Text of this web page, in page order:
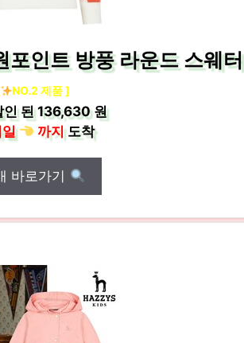
포인트 방풍 라운드 스웨터
NO.2 제품 ]
된136,630 원
일
까지도착
바로가기